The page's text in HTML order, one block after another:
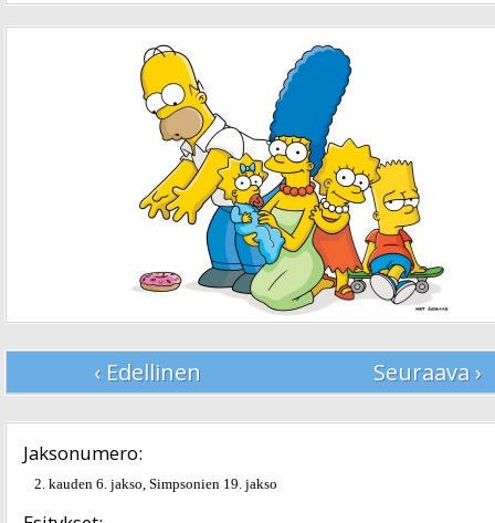
‹ Edellinen Seuraava ›
Jaksonumero:
2. kauden 6. jakso, Simpsonien 19. jakso